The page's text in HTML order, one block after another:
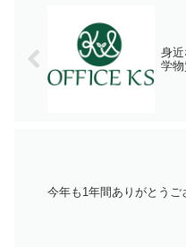
身
学物
今年も1年間ありがとうご